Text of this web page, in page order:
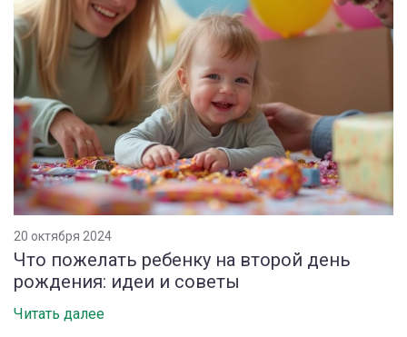
20 октября 2024
Что пожелать ребенку на второй день
рождения: идеи и советы
Читать далее